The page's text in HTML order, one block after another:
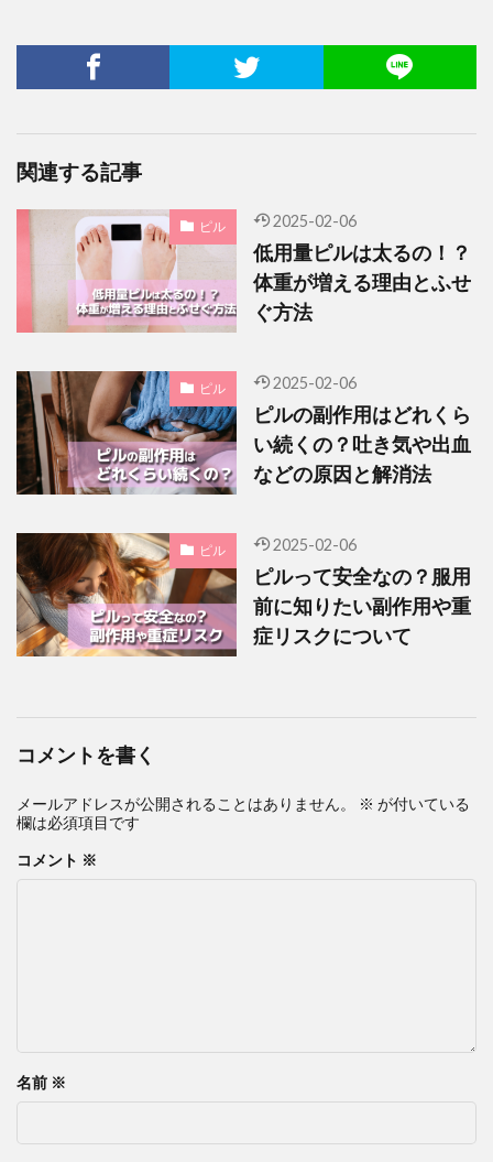
関連する記事
ピル 2025-02-06
低用量ピルは太るの！？
体重が増える理由とふせ
ぐ方法
ピル 2025-02-06
ピルの副作用はどれくら
い続くの？吐き気や出血
などの原因と解消法
ピル 2025-02-06
ピルって安全なの？服用
前に知りたい副作用や重
症リスクについて
コメントを書く
メールアドレスが公開されることはありません。 ※ が付いている
欄は必須項目です
コメント ※
名前 ※